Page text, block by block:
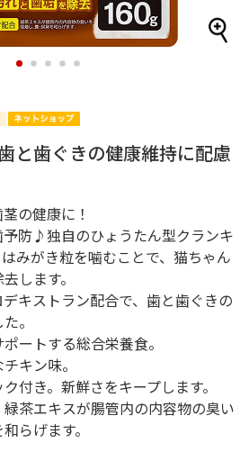
1 2 3 4 5
と歯ぐきの健康維持に配慮
の健康に！
予防♪独自のひょうたん型クランキ
みがき粒を噛むことで、猫ちゃん
します。
キストラン配合で、歯と歯ぐきの
。
ートする総合栄養食。
キン味。
付き。新鮮さをキープします。
緑茶エキスが腸管内の内容物の臭い
らげます。